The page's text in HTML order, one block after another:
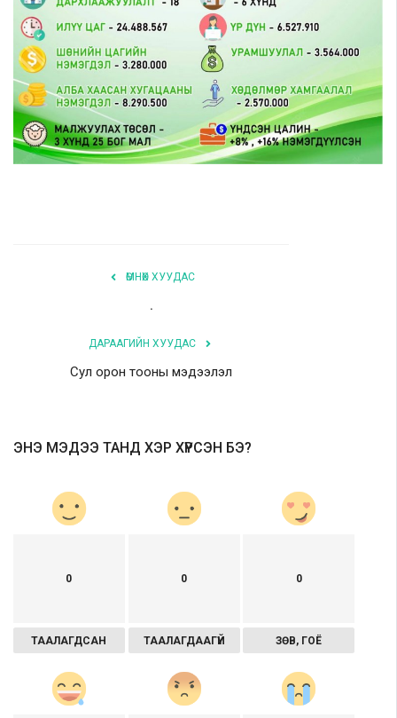
Шилэн данс
Авлига-110
ӨМНӨХ ХУУДАС
.
ДАРААГИЙН ХУУДАС
Сул орон тооны мэдээлэл
ЭНЭ МЭДЭЭ ТАНД ХЭР ХҮРСЭН БЭ?
0
ТААЛАГДСАН
0
ТААЛАГДААГҮЙ
0
ЗӨВ, ГОЁ